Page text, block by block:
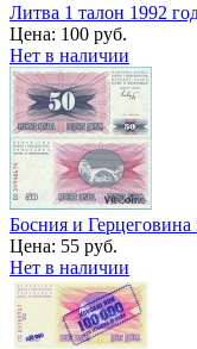
Литва 1 талон 1992
Цена: 100 руб.
Нет в наличии
Босния и
Цена: 55 руб.
Нет в наличии